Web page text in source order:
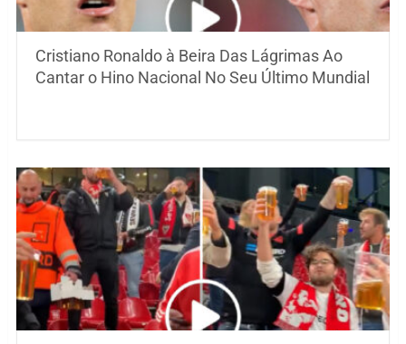
Cristiano Ronaldo à Beira Das Lágrimas Ao
Cantar o Hino Nacional No Seu Último Mundial